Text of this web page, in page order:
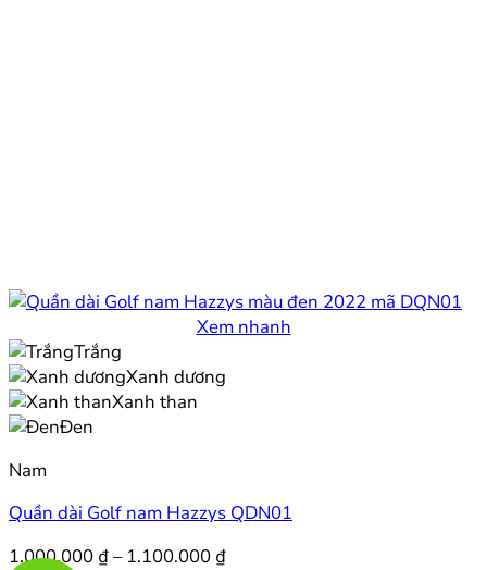
Xem nhanh
Trắng
Xanh dương
Xanh than
Đen
Nam
Quần dài Golf nam Hazzys QDN01
1.000.000 ₫– 1.100.000 ₫Khoảng